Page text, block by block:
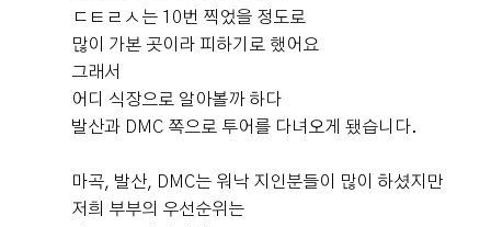
ㄷㅌㄹㅅ는 10번 찍었을 정도로
많이 가본 곳이라 피하기로 했어요
그래서
어디 식장으로 알아볼까 하다
발산과 DMC 쪽으로 투어를 다녀오게 됐습니다.
마곡, 발산, DMC는 워낙 지인분들이 많이 하셨지만
저희 부부의 우선순위는